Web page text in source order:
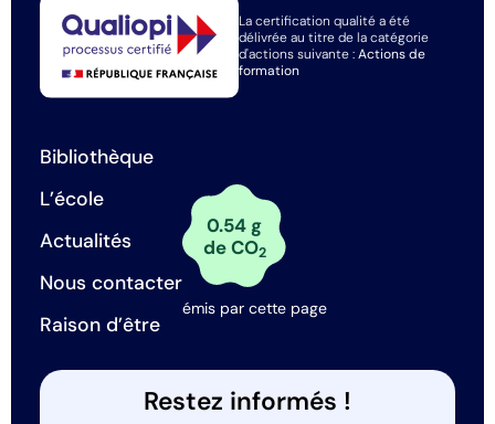
La certification qualité a été
délivrée au titre de la catégorie
d'actions suivante :Actions de
formation
Bibliothèque
L’école
Actualités
Nous contacter
Raison d’être
0.54 g
de CO2
émis par cette page
Restez informés !